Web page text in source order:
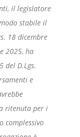
il legislatore
stabile il
18 dicembre
2025, ha
del D.Lgs.
e
ritenuta per i
complessivo